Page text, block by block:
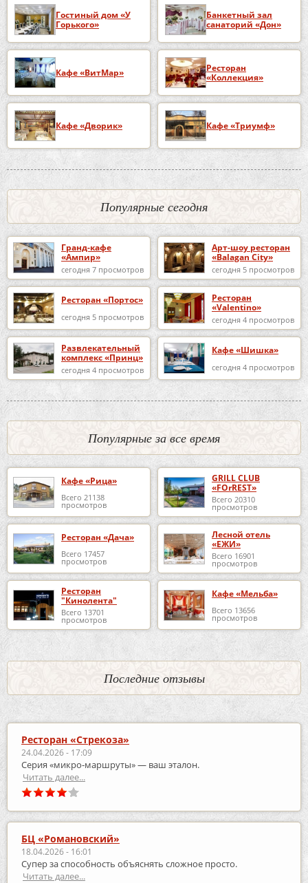
Гостиный дом «У
Горького»
Банкетный зал
санаторий «Дон»
Кафе «ВитМар»
Ресторан
«Коллекция»
Кафе «Дворик» Кафе «Триумф»
Популярные сегодня
Гранд-кафе
«Ампир»
сегодня 7 просмотров
Арт-шоу ресторан
«Balagan City»
сегодня 5 просмотров
Ресторан «Портос»
сегодня 5 просмотров
Ресторан
«Valentino»
сегодня 4 просмотров
Развлекательный
комплекс «Принц»
сегодня 4 просмотров
Кафе «Шишка»
сегодня 4 просмотров
Популярные за все время
Кафе «Рица»
Всего 21138
просмотров
GRILL CLUB
«FOrREST»
Всего 20310
просмотров
Ресторан «Дача»
Всего 17457
просмотров
Лесной отель
«ЕЖИ»
Всего 16901
просмотров
Ресторан
"Кинолента"
Всего 13701
просмотров
Кафе «Мельба»
Всего 13656
просмотров
Последние отзывы
Ресторан «Стрекоза»
24.04.2026 - 17:09
Серия «микро‑маршруты» — ваш эталон.
Читать далее...
БЦ «Романовский»
18.04.2026 - 16:01
Супер за способность объяснять сложное просто.
Читать далее...